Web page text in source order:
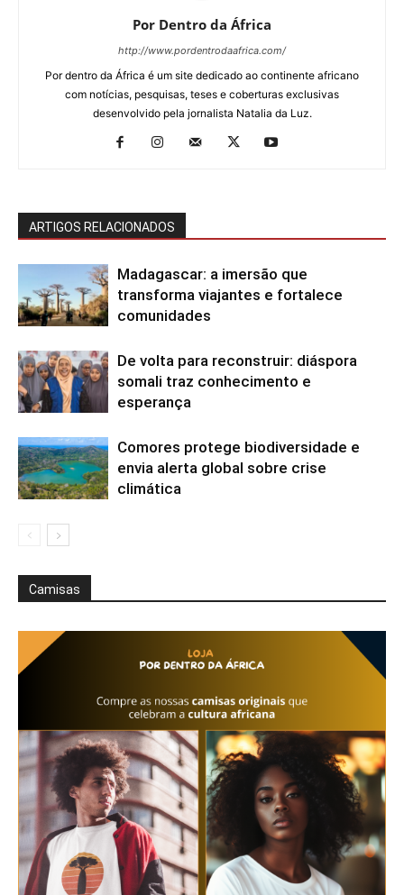
Por Dentro da África
http://www.pordentrodaafrica.com/
Por dentro da África é um site dedicado ao continente africano
com notícias, pesquisas, teses e coberturas exclusivas
desenvolvido pela jornalista Natalia da Luz.
ARTIGOS RELACIONADOS
Madagascar: a imersão que
transforma viajantes e fortalece
comunidades
De volta para reconstruir: diáspora
somali traz conhecimento e
esperança
Comores protege biodiversidade e
envia alerta global sobre crise
climática
Camisas